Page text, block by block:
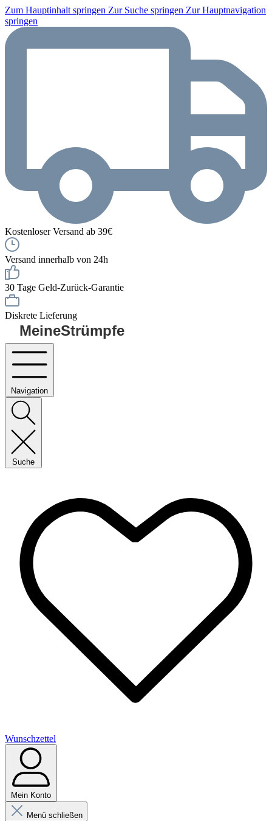
Zum Hauptinhalt springen Zur Suche springen Zur Hauptnavigation
springen
Kostenloser Versand ab 39€
Versand innerhalb von 24h
30 Tage Geld-Zurück-Garantie
Diskrete Lieferung
MeineStrümpfe
Navigation
Suche
Wunschzettel
Mein Konto
Menü schließen